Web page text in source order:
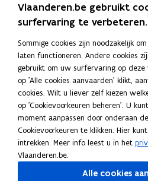
investeringen om de
Het is immers de ambitie van de
groeien naareen duurzame
en openbaar vervoer veel
Deze transitie kan echter maar
iedereen, zowel de
burgers spelen hierbij een
het planproces de verschillende
betrokken.
Meer info:routeplan 2030
(
Vlaanderen.be gebruikt
surfervaring te verbeteren.
Sommige cookies zijn noodzakelijk
laten functioneren. Andere cookies
gebruikt om uw surfervaring op
op 'Alle cookies aanvaarden' klikt,
cookies. Wilt u liever zelf kiezen
op 'Cookievoorkeuren beheren'. U
moment aanpassen door onderaan
Cookievoorkeuren te klikken. Hier
intrekken. Meer info leest u in het
Vlaanderen.be.
Alle cookies